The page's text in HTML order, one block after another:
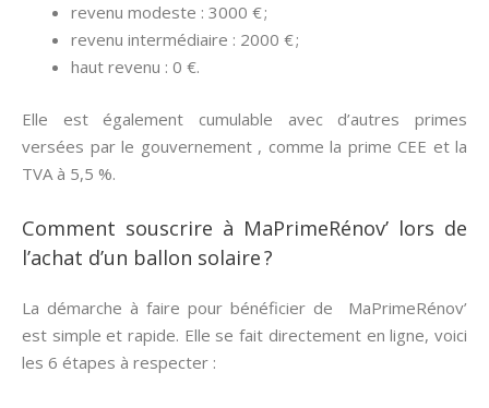
revenu modeste : 3000 € ;
revenu intermédiaire : 2000 € ;
haut revenu : 0 €.
Elle est également cumulable avec d’autres primes
versées par le gouvernement , comme la prime CEE et la
TVA à 5,5 %.
Comment souscrire à MaPrimeRénov’ lors de
l’achat d’un ballon solaire ?
La démarche à faire pour bénéficier de MaPrimeRénov’
est simple et rapide. Elle se fait directement en ligne, voici
les 6 étapes à respecter :